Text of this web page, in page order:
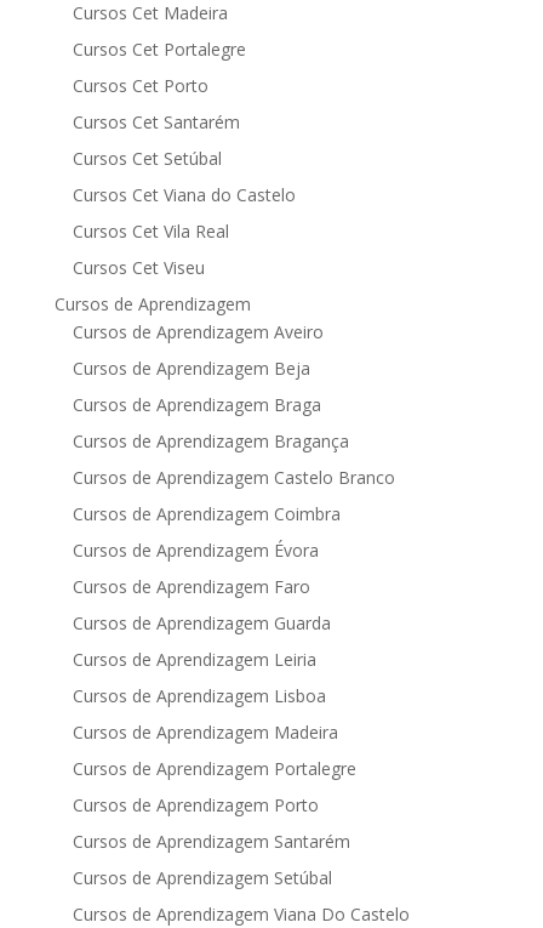
Cursos Cet Madeira
Cursos Cet Portalegre
Cursos Cet Porto
Cursos Cet Santarém
Cursos Cet Setúbal
Cursos Cet Viana do Castelo
Cursos Cet Vila Real
Cursos Cet Viseu
Cursos de Aprendizagem
Cursos de Aprendizagem Aveiro
Cursos de Aprendizagem Beja
Cursos de Aprendizagem Braga
Cursos de Aprendizagem Bragança
Cursos de Aprendizagem Castelo Branco
Cursos de Aprendizagem Coimbra
Cursos de Aprendizagem Évora
Cursos de Aprendizagem Faro
Cursos de Aprendizagem Guarda
Cursos de Aprendizagem Leiria
Cursos de Aprendizagem Lisboa
Cursos de Aprendizagem Madeira
Cursos de Aprendizagem Portalegre
Cursos de Aprendizagem Porto
Cursos de Aprendizagem Santarém
Cursos de Aprendizagem Setúbal
Cursos de Aprendizagem Viana Do Castelo